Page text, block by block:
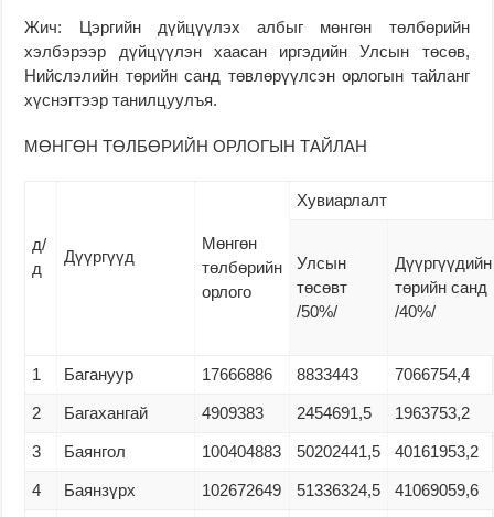
Жич: Цэргийн дүйцүүлэх албыг мөнгөн төлбөрийн
хэлбэрээр дүйцүүлэн хаасан иргэдийн Улсын төсөв,
Нийслэлийн төрийн санд төвлөрүүлсэн орлогын тайланг
хүснэгтээр танилцуулъя.
МӨНГӨН ТӨЛБӨРИЙН ОРЛОГЫН ТАЙЛАН
д/
д
Дүүргүүд
Мөнгөн
төлбөрийн
орлого
Хувиарлалт
Улсын
төсөвт
/50%/
Дүүргүүдийн
төрийн санд
/40%/
1 Багануур 17666886 8833443 7066754,4
2 Багахангай 4909383 2454691,5 1963753,2
3 Баянгол 100404883 50202441,5 40161953,2
4 Баянзүрх 102672649 51336324,5 41069059,6